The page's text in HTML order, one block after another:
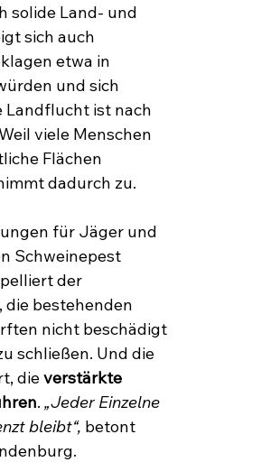
solide Land- und
sich auch
etwa in
und sich
Landflucht ist nach
viele Menschen
Flächen
dadurch zu.
für Jäger und
Schweinepest
der
die bestehenden
nicht beschädigt
schließen. Und die
die verstärkte
. „Jeder Einzelne
bleibt“, betont